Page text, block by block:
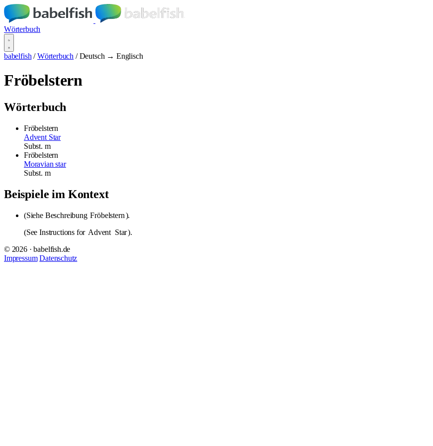
Wörterbuch
babelfish / Wörterbuch / Deutsch → Englisch
Fröbelstern
Wörterbuch
Fröbelstern
Advent Star
Subst. m
Fröbelstern
Moravian star
Subst. m
Beispiele im Kontext
(Siehe Beschreibung Fröbelstern).
(See Instructions for Advent Star).
© 2026 · babelfish.de
Impressum Datenschutz